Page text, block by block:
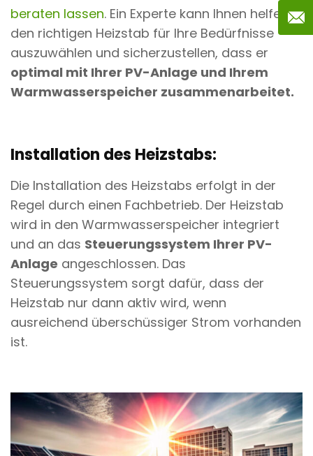
beraten lassen. Ein Experte kann Ihnen helfen,
den richtigen Heizstab für Ihre Bedürfnisse
auszuwählen und sicherzustellen, dass er
optimal mit Ihrer PV-Anlage und Ihrem
Warmwasserspeicher zusammenarbeitet.
Installation des Heizstabs:
Die Installation des Heizstabs erfolgt in der
Regel durch einen Fachbetrieb. Der Heizstab
wird in den Warmwasserspeicher integriert
und an das Steuerungssystem Ihrer PV-
Anlage angeschlossen. Das
Steuerungssystem sorgt dafür, dass der
Heizstab nur dann aktiv wird, wenn
ausreichend überschüssiger Strom vorhanden
ist.